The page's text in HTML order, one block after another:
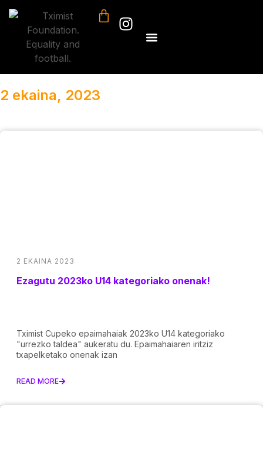
2 ekaina, 2023
2 EKAINA 2023
Ezagutu 2023ko U14 kategoriako onenak!
Tximist Cupeko epaimahaiak 2023ko U14 kategoriako
"urrezko taldea" aukeratu du. Epaimahaiaren iritziz
txapelketako onenak izan
READ MORE